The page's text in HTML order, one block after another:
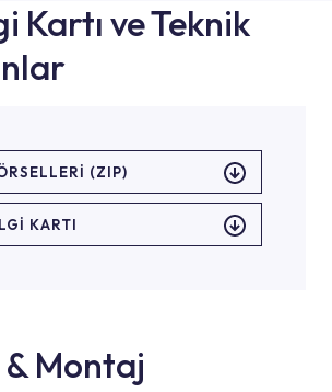
Kartı ve Teknik
(ZIP)
KARTI
Montaj